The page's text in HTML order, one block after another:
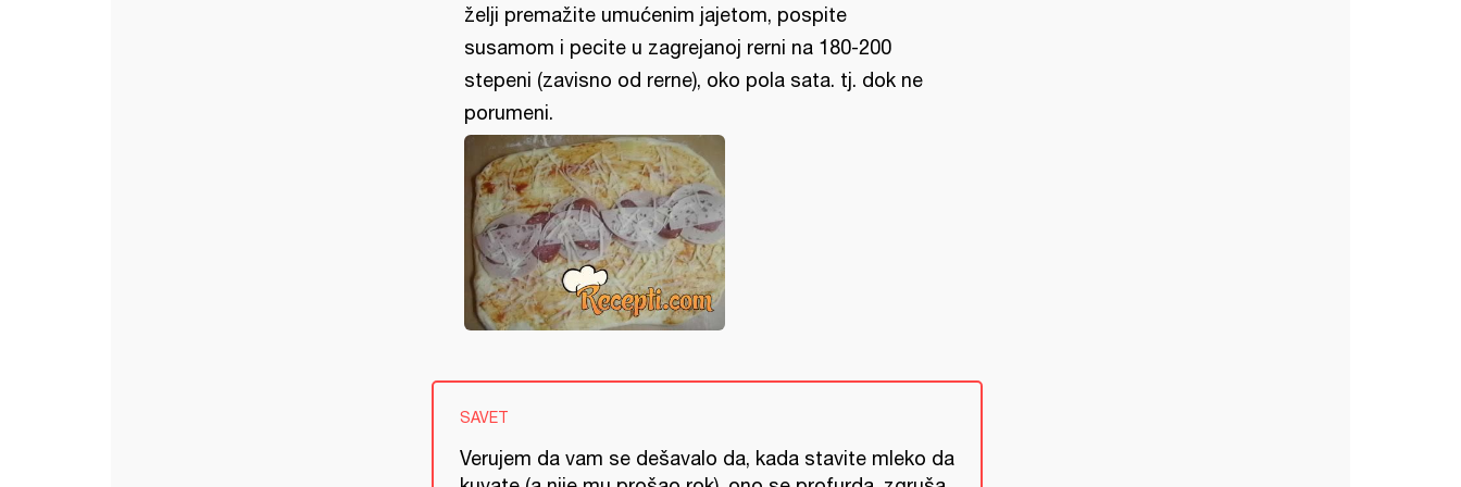
želji premažite umućenim jajetom, pospite
susamom i pecite u zagrejanoj rerni na 180-200
stepeni (zavisno od rerne), oko pola sata. tj. dok ne
porumeni.
SAVET
Verujem da vam se dešavalo da, kada stavite mleko da